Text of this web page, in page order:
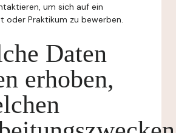
um sich auf ein
oder Praktikum zu bewerben.
Daten
erhoben,